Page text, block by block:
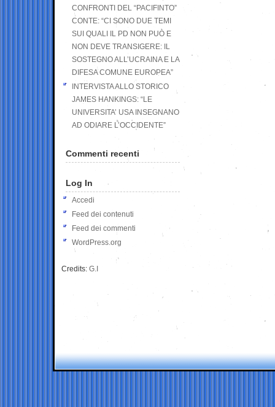
CONFRONTI DEL “PACIFINTO”
CONTE: “CI SONO DUE TEMI
SUI QUALI IL PD NON PUÒ E
NON DEVE TRANSIGERE: IL
SOSTEGNO ALL’UCRAINA E LA
DIFESA COMUNE EUROPEA”
INTERVISTA ALLO STORICO
JAMES HANKINGS: “LE
UNIVERSITA’ USA INSEGNANO
AD ODIARE L’OCCIDENTE”
Commenti recenti
Log In
Accedi
Feed dei contenuti
Feed dei commenti
WordPress.org
Credits: G.I